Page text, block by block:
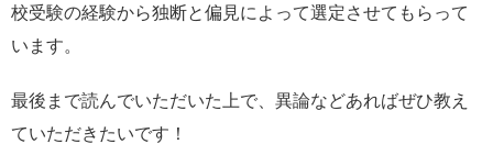
校受験の経験から独断と偏見によって選定させてもらって
います。
最後まで読んでいただいた上で、異論などあればぜひ教え
ていただきたいです！